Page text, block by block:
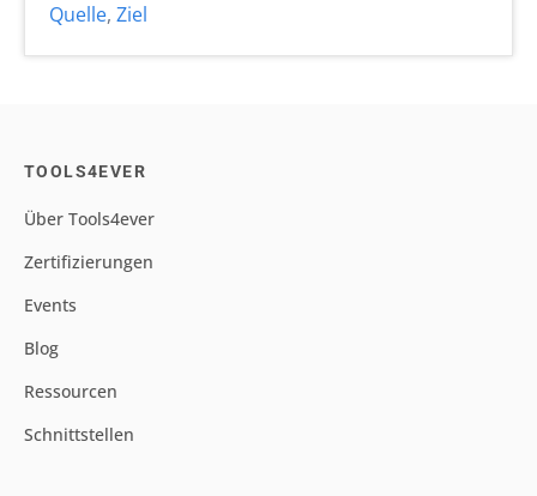
Quelle, Ziel
TOOLS4EVER
Über Tools4ever
Zertifizierungen
Events
Blog
Ressourcen
Schnittstellen